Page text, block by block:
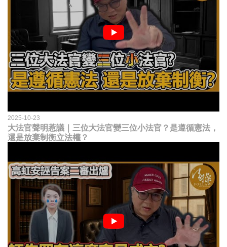
2025-10-23
大法官聲明惹議｜三位大法官變三位小法官？是遵循憲法，
還是放棄制衡立法權？